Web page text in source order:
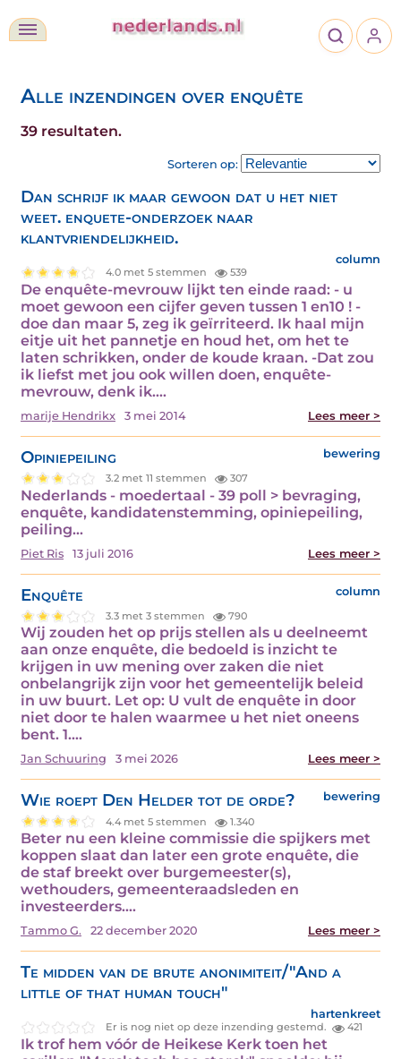
Alle inzendingen over enquête
39 resultaten.
Sorteren op:
Dan schrijf ik maar gewoon dat u het niet
weet. enquete-onderzoek naar
klantvriendelijkheid.
column
4.0 met 5 stemmen 539
De enquête-mevrouw lijkt ten einde raad: - u
moet gewoon een cijfer geven tussen 1 en10 ! -
doe dan maar 5, zeg ik geïrriteerd. Ik haal mijn
eitje uit het pannetje en houd het, om het te
laten schrikken, onder de koude kraan. -Dat zou
ik liefst met jou ook willen doen, enquête-
mevrouw, denk ik.…
marije Hendrikx 3 mei 2014 Lees meer >
Opiniepeiling bewering
3.2 met 11 stemmen 307
Nederlands - moedertaal - 39 poll > bevraging,
enquête, kandidatenstemming, opiniepeiling,
peiling…
Piet Ris 13 juli 2016 Lees meer >
Enquête column
3.3 met 3 stemmen 790
Wij zouden het op prijs stellen als u deelneemt
aan onze enquête, die bedoeld is inzicht te
krijgen in uw mening over zaken die niet
onbelangrijk zijn voor het gemeentelijk beleid
in uw buurt. Let op: U vult de enquête in door
niet door te halen waarmee u het niet oneens
bent. 1.…
Jan Schuuring 3 mei 2026 Lees meer >
Wie roept Den Helder tot de orde? bewering
4.4 met 5 stemmen 1.340
Beter nu een kleine commissie die spijkers met
koppen slaat dan later een grote enquête, die
de staf breekt over burgemeester(s),
wethouders, gemeenteraadsleden en
investeerders.…
Tammo G. 22 december 2020 Lees meer >
Te midden van de brute anonimiteit/"And a
little of that human touch"
hartenkreet
Er is nog niet op deze inzending gestemd. 421
Ik trof hem vóór de Heikese Kerk toen het